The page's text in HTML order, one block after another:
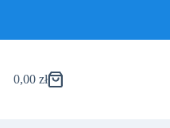
Koszyk
0,00 zł